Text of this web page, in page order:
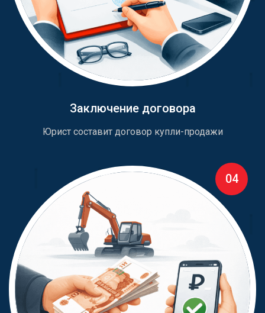
Заключение договора
Юрист составит договор купли-продажи
04